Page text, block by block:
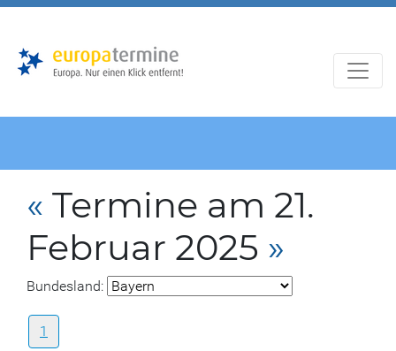
« Termine am 21.
Februar 2025 »
Bundesland:
1